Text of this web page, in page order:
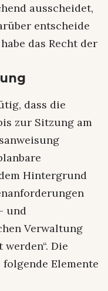
ausscheidet,
entscheide
das Recht der
dass die
zur Sitzung am
Hintergrund
und
Verwaltung
Die
Elemente